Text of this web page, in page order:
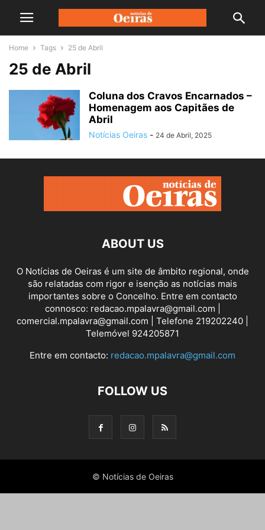
Home Tags 25 de Abril
25 de Abril
Coluna dos Cravos Encarnados –
Homenagem aos Capitães de
Abril
Notícias Oeiras - 24 de Abril, 2025
ABOUT US
O Notícias de Oeiras é um site de âmbito regional, onde
são relatadas com rigor e isenção as notícias mais
importantes sobre o Concelho. Entre em contacto
connosco: redacao.mpalavra@gmail.com |
comercial.mpalavra@gmail.com | Telefone 219202240 |
Telemóvel 924205871
Entre em contacto: redacao.mpalavra@gmail.com
FOLLOW US
© Notícias de Oeiras